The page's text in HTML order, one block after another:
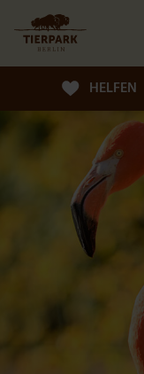
HELFEN